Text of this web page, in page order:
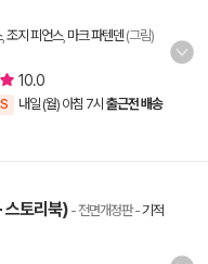
, 조지 피언스, 마크 파텐덴 (그림)
10.0
내일 (월) 아침 7시 출근전 배송
스토리북) - 전면개정판-기적